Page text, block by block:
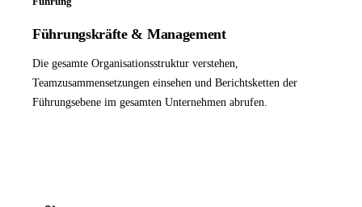
Führungskräfte & Management
Die gesamte Organisationsstruktur verstehen,
Teamzusammensetzungen einsehen und Berichtsketten der
Führungsebene im gesamten Unternehmen abrufen.